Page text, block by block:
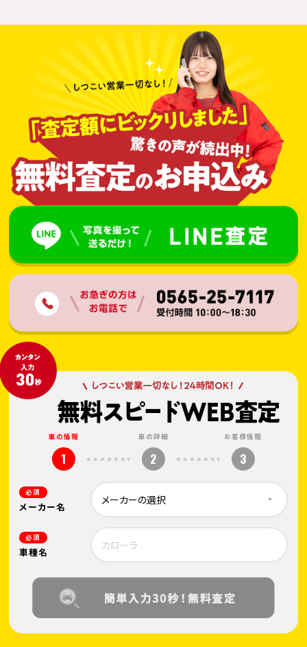
車の情報
1
車の詳細
2
お客様情報
3
必須
メーカー名
必須
車種名